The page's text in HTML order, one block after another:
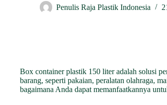
Penulis Raja Plastik Indonesia
Box container plastik 150 liter adalah solusi
barang, seperti pakaian, peralatan olahraga,
bagaimana Anda dapat memanfaatkannya